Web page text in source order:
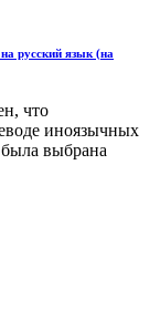
русский язык (на
что
иноязычных
выбрана